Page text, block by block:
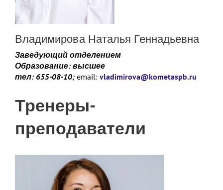
Владимирова Наталья Геннадьевна
Заведующий отделением
Образование: высшее
тел: 655-08-10; email: vladimirova@kometaspb.ru
Тренеры-
преподаватели